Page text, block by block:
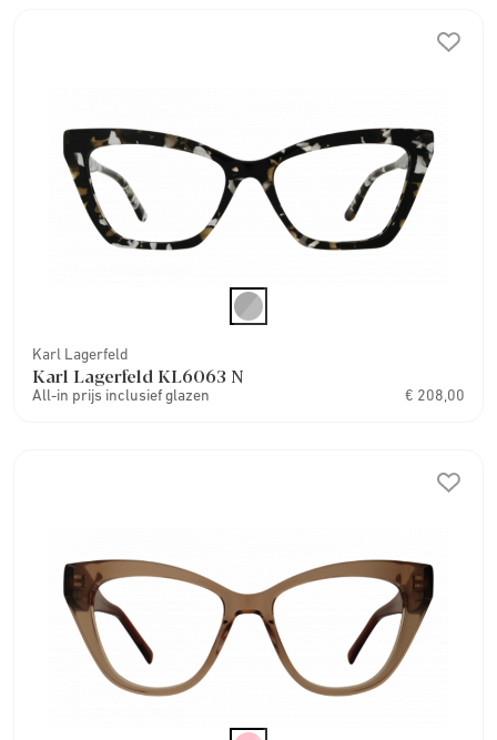
Karl Lagerfeld
Karl Lagerfeld KL6063 N
All-in prijs inclusief glazen € 208,00